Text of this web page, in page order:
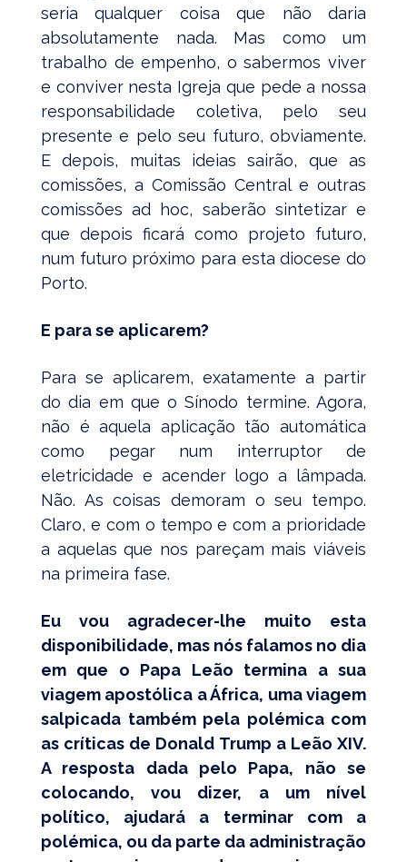
seria qualquer coisa que não daria
absolutamente nada. Mas como um
trabalho de empenho, o sabermos viver
e conviver nesta Igreja que pede a nossa
responsabilidade coletiva, pelo seu
presente e pelo seu futuro, obviamente.
E depois, muitas ideias sairão, que as
comissões, a Comissão Central e outras
comissões ad hoc, saberão sintetizar e
que depois ficará como projeto futuro,
num futuro próximo para esta diocese do
Porto.
E para se aplicarem?
Para se aplicarem, exatamente a partir
do dia em que o Sínodo termine. Agora,
não é aquela aplicação tão automática
como pegar num interruptor de
eletricidade e acender logo a lâmpada.
Não. As coisas demoram o seu tempo.
Claro, e com o tempo e com a prioridade
a aquelas que nos pareçam mais viáveis
na primeira fase.
Eu vou agradecer-lhe muito esta
disponibilidade, mas nós falamos no dia
em que o Papa Leão termina a sua
viagem apostólica a África, uma viagem
salpicada também pela polémica com
as críticas de Donald Trump a Leão XIV.
A resposta dada pelo Papa, não se
colocando, vou dizer, a um nível
político, ajudará a terminar com a
polémica, ou da parte da administração